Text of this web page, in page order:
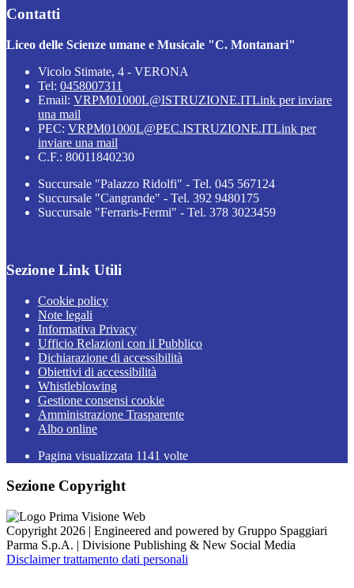
Contatti
Liceo delle Scienze umane e Musicale "C. Montanari"
Vicolo Stimate, 4 - VERONA
Tel: 0458007311
Email: VRPM01000L@ISTRUZIONE.ITLink per inviare
una mail
PEC: VRPM01000L@PEC.ISTRUZIONE.ITLink per
inviare una mail
C.F.: 80011840230
Succursale "Palazzo Ridolfi" - Tel. 045 567124
Succursale "Cangrande" - Tel. 392 9480175
Succursale "Ferraris-Fermi" - Tel. 378 3023459
Sezione Link Utili
Cookie policy
Note legali
Informativa Privacy
Ufficio Relazioni con il Pubblico
Dichiarazione di accessibilità
Obiettivi di accessibilità
Whistleblowing
Gestione consensi cookie
Amministrazione Trasparente
Albo online
Pagina visualizzata 1141 volte
Sezione Copyright
Copyright 2026 | Engineered and powered by Gruppo Spaggiari
Parma S.p.A. | Divisione Publishing & New Social Media
Disclaimer trattamento dati personali